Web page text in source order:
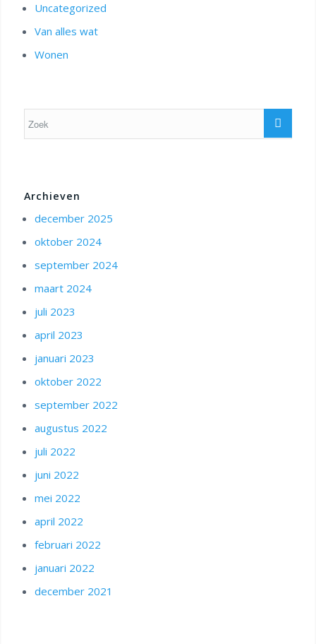
Uncategorized
Van alles wat
Wonen
Archieven
december 2025
oktober 2024
september 2024
maart 2024
juli 2023
april 2023
januari 2023
oktober 2022
september 2022
augustus 2022
juli 2022
juni 2022
mei 2022
april 2022
februari 2022
januari 2022
december 2021